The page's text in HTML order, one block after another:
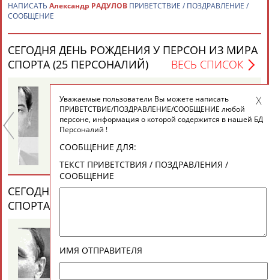
24 персон из 13181
ТАБЛО АКТИВНОСТИ
ЦЕЛИ ПРОЕКТА КОНТАКТЫ
Вопросы сотрудничества и совместной деятельности
Стадион, 1998-2026
Адресов в новостной рассылке: 996
Подпишись
НАПИСАТЬ Александр РАДУЛОВ ПРИВЕТСТВИЕ / ПОЗДРАВЛЕНИЕ /
СООБЩЕНИЕ
СЕГОДНЯ ДЕНЬ РОЖДЕНИЯ У ПЕРСОН ИЗ МИРА
СПОРТА (25 ПЕРСОНАЛИЙ)
ВЕСЬ СПИСОК
Михаил
СЕГОДНЯ ДЕНЬ ПАМЯТИ У ПЕРСОН ИЗ МИРА
СПОРТА (4 ПЕРСОНАЛИЙ)
Уважаемые пользователи Вы можете написать
ПРИВЕТСТВИЕ/ПОЗДРАВЛЕНИЕ/СООБЩЕНИЕ любой
персоне, информация о которой содержится в нашей БД
Персоналий !
СООБЩЕНИЕ ДЛЯ:
ТЕКСТ ПРИВЕТСТВИЯ / ПОЗДРАВЛЕНИЯ /
СООБЩЕНИЕ
ИМЯ ОТПРАВИТЕЛЯ